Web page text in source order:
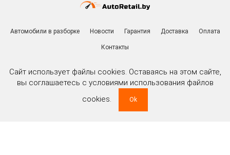
Автомобили в разборке Новости Гарантия Доставка Оплата
Контакты
Сайт использует файлы cookies. Оставаясь на этом сайте,
вы соглашаетесь с условиями использования файлов
cookies.
Ok